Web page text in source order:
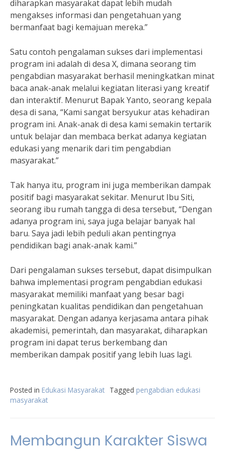
diharapkan masyarakat dapat lebih mudah
mengakses informasi dan pengetahuan yang
bermanfaat bagi kemajuan mereka.”
Satu contoh pengalaman sukses dari implementasi
program ini adalah di desa X, dimana seorang tim
pengabdian masyarakat berhasil meningkatkan minat
baca anak-anak melalui kegiatan literasi yang kreatif
dan interaktif. Menurut Bapak Yanto, seorang kepala
desa di sana, “Kami sangat bersyukur atas kehadiran
program ini. Anak-anak di desa kami semakin tertarik
untuk belajar dan membaca berkat adanya kegiatan
edukasi yang menarik dari tim pengabdian
masyarakat.”
Tak hanya itu, program ini juga memberikan dampak
positif bagi masyarakat sekitar. Menurut Ibu Siti,
seorang ibu rumah tangga di desa tersebut, “Dengan
adanya program ini, saya juga belajar banyak hal
baru. Saya jadi lebih peduli akan pentingnya
pendidikan bagi anak-anak kami.”
Dari pengalaman sukses tersebut, dapat disimpulkan
bahwa implementasi program pengabdian edukasi
masyarakat memiliki manfaat yang besar bagi
peningkatan kualitas pendidikan dan pengetahuan
masyarakat. Dengan adanya kerjasama antara pihak
akademisi, pemerintah, dan masyarakat, diharapkan
program ini dapat terus berkembang dan
memberikan dampak positif yang lebih luas lagi.
Posted in Edukasi Masyarakat Tagged pengabdian edukasi
masyarakat
Membangun Karakter Siswa